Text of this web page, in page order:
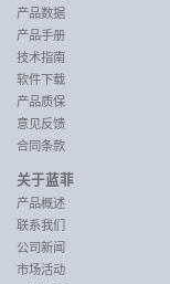
产品数据
产品手册
技术指南
软件下载
产品质保
意见反馈
合同条款
关于蓝菲
产品概述
联系我们
公司新闻
市场活动